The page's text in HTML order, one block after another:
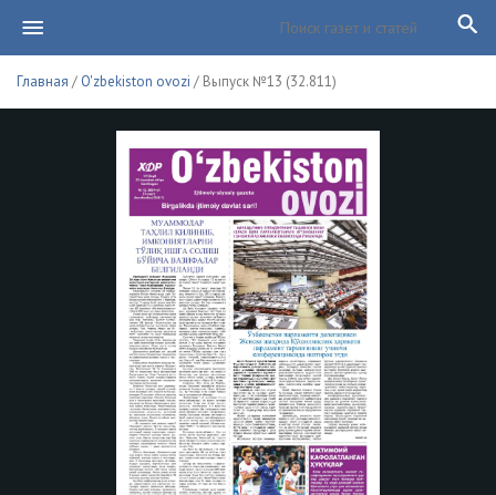
Главная / O'zbekiston ovozi / Выпуск №13 (32.811)